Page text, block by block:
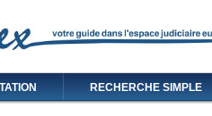
RECHERCHE SIMPLE